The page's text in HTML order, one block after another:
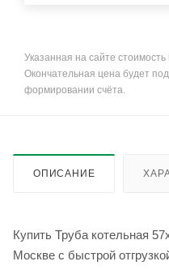
Указанная на сайте
Окончательная цена будет
формировании счёта.
ОПИСАНИЕ
Купить Труба котельная
Москве с быстрой